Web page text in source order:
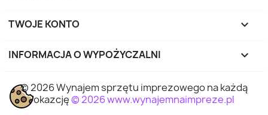
Dąbrowa
Elbląg
Tarnów Chorzów Koszalin
TWOJE KONTO 
INFORMACJA O WYPOŻYCZALNI keyboard_arrow_down
© 2026 Wynajem sprzętu imprezowego na każdą
okazcję© 2026 www.wynajemnaimpreze.pl